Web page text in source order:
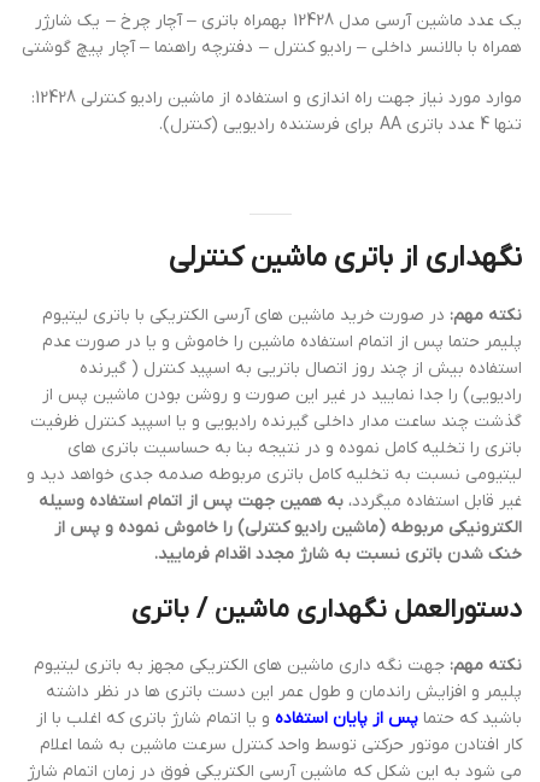
یک عدد ماشین آرسی مدل 12428 بهمراه باتری – آچار چرخ – یک شارژر
همراه با بالانسر داخلی – رادیو کنترل – دفترچه راهنما – آچار پیچ گوشتی
موارد مورد نیاز جهت راه اندازی و استفاده از ماشین رادیو کنترلی 12428:
تنها 4 عدد باتری AA برای فرستنده رادیویی (کنترل).
نگهداری از باتری ماشین کنترلی
نکته مهم: در صورت خرید ماشین های آرسی الکتریکی با باتری لیتیوم
پلیمر حتما پس از اتمام استفاده ماشین را خاموش و یا در صورت عدم
استفاده بیش از چند روز اتصال باتریی به اسپید کنترل ( گیرنده
رادیویی) را جدا نمایید در غیر این صورت و روشن بودن ماشین پس از
گذشت چند ساعت مدار داخلی گیرنده رادیویی و یا اسپید کنترل ظرفیت
باتری را تخلیه کامل نموده و در نتیجه بنا به حساسیت باتری های
لیتیومی نسبت به تخلیه کامل باتری مربوطه صدمه جدی خواهد دید و
غیر قابل استفاده میگردد، به همین جهت پس از اتمام استفاده وسیله
الکترونیکی مربوطه (ماشین رادیو کنترلی) را خاموش نموده و پس از
خنک شدن باتری نسبت به شارژ مجدد اقدام فرمایید.
دستورالعمل نگهداری ماشین / باتری
نکته مهم: جهت نگه داری ماشین های الکتریکی مجهز به باتری لیتیوم
پلیمر و افزایش راندمان و طول عمر این دست باتری ها در نظر داشته
باشید که حتما پس از پایان استفاده و یا اتمام شارژ باتری که اغلب با از
کار افتادن موتور حرکتی توسط واحد کنترل سرعت ماشین به شما اعلام
می شود به این شکل که ماشین آرسی الکتریکی فوق در زمان اتمام شارژ